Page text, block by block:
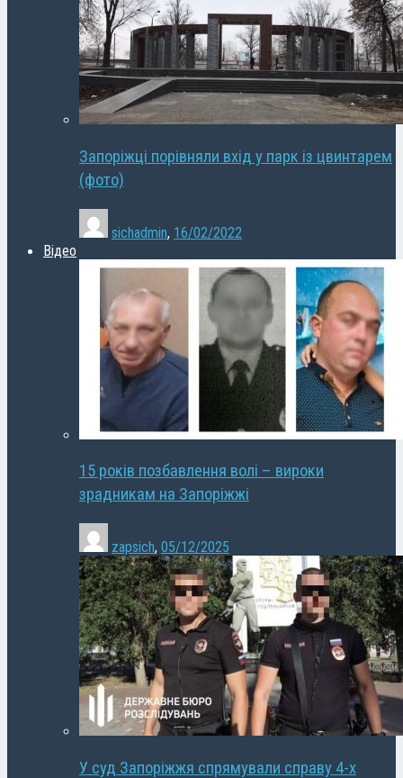
Запоріжці порівняли вхід у парк із цвинтарем
(фото)
sichadmin, 16/02/2022
Відео
15 років позбавлення волі – вироки
зрадникам на Запоріжжі
zapsich, 05/12/2025
У суд Запоріжжя спрямували справу 4-х